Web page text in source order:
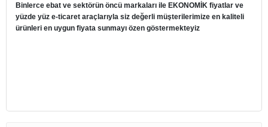
Binlerce ebat ve sektörün öncü markaları ile EKONOMİK fiyatlar ve
yüzde yüz e-ticaret araçlarıyla siz değerli müşterilerimize en kaliteli
ürünleri en uygun fiyata sunmayı özen göstermekteyiz